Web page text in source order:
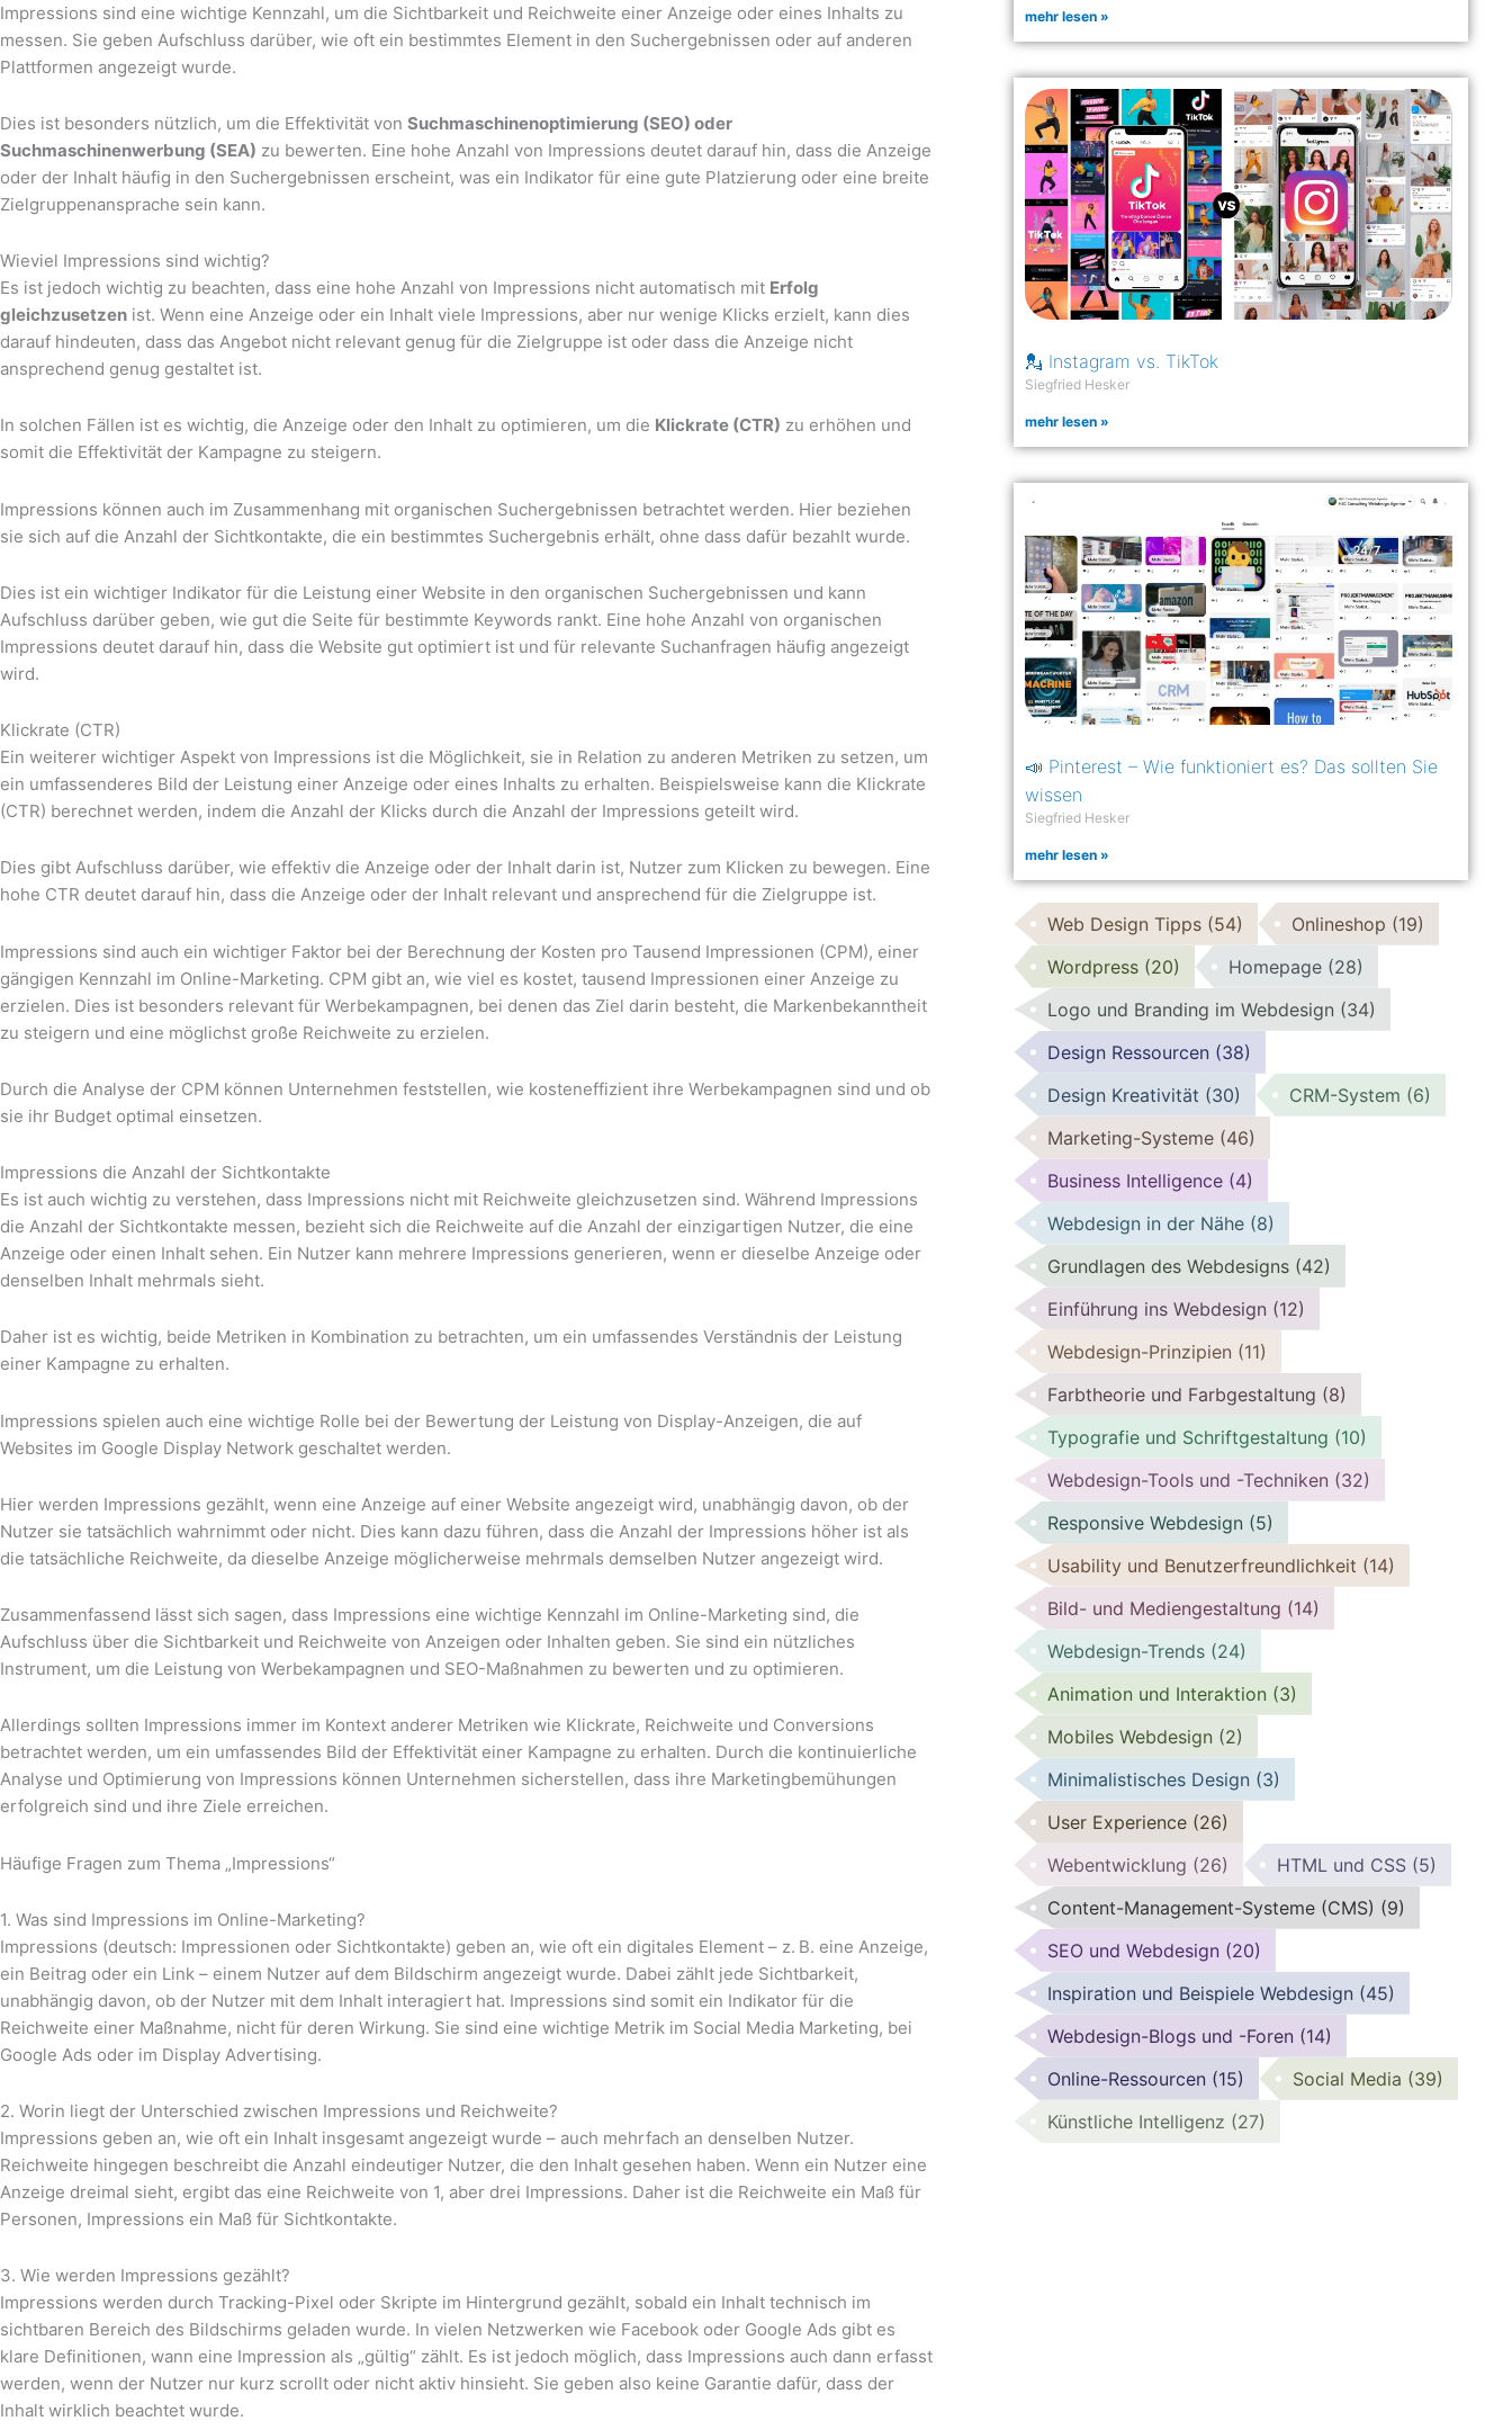
Impressions sind eine wichtige Kennzahl, um die Sichtbarkeit und Reichweite einer Anzeige oder eines Inhalts zu
messen. Sie geben Aufschluss darüber, wie oft ein bestimmtes Element in den Suchergebnissen oder auf anderen
Plattformen angezeigt wurde.
Dies ist besonders nützlich, um die Effektivität von Suchmaschinenoptimierung (SEO) oder
Suchmaschinenwerbung (SEA) zu bewerten. Eine hohe Anzahl von Impressions deutet darauf hin, dass die Anzeige
oder der Inhalt häufig in den Suchergebnissen erscheint, was ein Indikator für eine gute Platzierung oder eine breite
Zielgruppenansprache sein kann.
Wieviel Impressions sind wichtig?
Es ist jedoch wichtig zu beachten, dass eine hohe Anzahl von Impressions nicht automatisch mit Erfolg
gleichzusetzen ist. Wenn eine Anzeige oder ein Inhalt viele Impressions, aber nur wenige Klicks erzielt, kann dies
darauf hindeuten, dass das Angebot nicht relevant genug für die Zielgruppe ist oder dass die Anzeige nicht
ansprechend genug gestaltet ist.
In solchen Fällen ist es wichtig, die Anzeige oder den Inhalt zu optimieren, um die Klickrate (CTR) zu erhöhen und
somit die Effektivität der Kampagne zu steigern.
Impressions können auch im Zusammenhang mit organischen Suchergebnissen betrachtet werden. Hier beziehen
sie sich auf die Anzahl der Sichtkontakte, die ein bestimmtes Suchergebnis erhält, ohne dass dafür bezahlt wurde.
Dies ist ein wichtiger Indikator für die Leistung einer Website in den organischen Suchergebnissen und kann
Aufschluss darüber geben, wie gut die Seite für bestimmte Keywords rankt. Eine hohe Anzahl von organischen
Impressions deutet darauf hin, dass die Website gut optimiert ist und für relevante Suchanfragen häufig angezeigt
wird.
Klickrate (CTR)
Ein weiterer wichtiger Aspekt von Impressions ist die Möglichkeit, sie in Relation zu anderen Metriken zu setzen, um
ein umfassenderes Bild der Leistung einer Anzeige oder eines Inhalts zu erhalten. Beispielsweise kann die Klickrate
(CTR) berechnet werden, indem die Anzahl der Klicks durch die Anzahl der Impressions geteilt wird.
Dies gibt Aufschluss darüber, wie effektiv die Anzeige oder der Inhalt darin ist, Nutzer zum Klicken zu bewegen. Eine
hohe CTR deutet darauf hin, dass die Anzeige oder der Inhalt relevant und ansprechend für die Zielgruppe ist.
Impressions sind auch ein wichtiger Faktor bei der Berechnung der Kosten pro Tausend Impressionen (CPM), einer
gängigen Kennzahl im Online-Marketing. CPM gibt an, wie viel es kostet, tausend Impressionen einer Anzeige zu
erzielen. Dies ist besonders relevant für Werbekampagnen, bei denen das Ziel darin besteht, die Markenbekanntheit
zu steigern und eine möglichst große Reichweite zu erzielen.
Durch die Analyse der CPM können Unternehmen feststellen, wie kosteneffizient ihre Werbekampagnen sind und ob
sie ihr Budget optimal einsetzen.
Impressions die Anzahl der Sichtkontakte
Es ist auch wichtig zu verstehen, dass Impressions nicht mit Reichweite gleichzusetzen sind. Während Impressions
die Anzahl der Sichtkontakte messen, bezieht sich die Reichweite auf die Anzahl der einzigartigen Nutzer, die eine
Anzeige oder einen Inhalt sehen. Ein Nutzer kann mehrere Impressions generieren, wenn er dieselbe Anzeige oder
denselben Inhalt mehrmals sieht.
Daher ist es wichtig, beide Metriken in Kombination zu betrachten, um ein umfassendes Verständnis der Leistung
einer Kampagne zu erhalten.
Impressions spielen auch eine wichtige Rolle bei der Bewertung der Leistung von Display-Anzeigen, die auf
Websites im Google Display Network geschaltet werden.
Hier werden Impressions gezählt, wenn eine Anzeige auf einer Website angezeigt wird, unabhängig davon, ob der
Nutzer sie tatsächlich wahrnimmt oder nicht. Dies kann dazu führen, dass die Anzahl der Impressions höher ist als
die tatsächliche Reichweite, da dieselbe Anzeige möglicherweise mehrmals demselben Nutzer angezeigt wird.
Zusammenfassend lässt sich sagen, dass Impressions eine wichtige Kennzahl im Online-Marketing sind, die
Aufschluss über die Sichtbarkeit und Reichweite von Anzeigen oder Inhalten geben. Sie sind ein nützliches
Instrument, um die Leistung von Werbekampagnen und SEO-Maßnahmen zu bewerten und zu optimieren.
Allerdings sollten Impressions immer im Kontext anderer Metriken wie Klickrate, Reichweite und Conversions
betrachtet werden, um ein umfassendes Bild der Effektivität einer Kampagne zu erhalten. Durch die kontinuierliche
Analyse und Optimierung von Impressions können Unternehmen sicherstellen, dass ihre Marketingbemühungen
erfolgreich sind und ihre Ziele erreichen.
Häufige Fragen zum Thema „Impressions“
1. Was sind Impressions im Online-Marketing?
Impressions (deutsch: Impressionen oder Sichtkontakte) geben an, wie oft ein digitales Element – z. B. eine Anzeige,
ein Beitrag oder ein Link – einem Nutzer auf dem Bildschirm angezeigt wurde. Dabei zählt jede Sichtbarkeit,
unabhängig davon, ob der Nutzer mit dem Inhalt interagiert hat. Impressions sind somit ein Indikator für die
Reichweite einer Maßnahme, nicht für deren Wirkung. Sie sind eine wichtige Metrik im Social Media Marketing, bei
Google Ads oder im Display Advertising.
2. Worin liegt der Unterschied zwischen Impressions und Reichweite?
Impressions geben an, wie oft ein Inhalt insgesamt angezeigt wurde – auch mehrfach an denselben Nutzer.
Reichweite hingegen beschreibt die Anzahl eindeutiger Nutzer, die den Inhalt gesehen haben. Wenn ein Nutzer eine
Anzeige dreimal sieht, ergibt das eine Reichweite von 1, aber drei Impressions. Daher ist die Reichweite ein Maß für
Personen, Impressions ein Maß für Sichtkontakte.
3. Wie werden Impressions gezählt?
Impressions werden durch Tracking-Pixel oder Skripte im Hintergrund gezählt, sobald ein Inhalt technisch im
sichtbaren Bereich des Bildschirms geladen wurde. In vielen Netzwerken wie Facebook oder Google Ads gibt es
klare Definitionen, wann eine Impression als „gültig“ zählt. Es ist jedoch möglich, dass Impressions auch dann erfasst
werden, wenn der Nutzer nur kurz scrollt oder nicht aktiv hinsieht. Sie geben also keine Garantie dafür, dass der
Inhalt wirklich beachtet wurde.
mehr lesen »
💂 Instagram vs. TikTok
Siegfried Hesker
mehr lesen »
📣 Pinterest – Wie funktioniert es? Das sollten Sie
wissen
Siegfried Hesker
mehr lesen »
Web Design Tipps (54) Onlineshop (19)
Wordpress (20) Homepage (28)
Logo und Branding im Webdesign (34)
Design Ressourcen (38)
Design Kreativität (30) CRM-System (6)
Marketing-Systeme (46)
Business Intelligence (4)
Webdesign in der Nähe (8)
Grundlagen des Webdesigns (42)
Einführung ins Webdesign (12)
Webdesign-Prinzipien (11)
Farbtheorie und Farbgestaltung (8)
Typografie und Schriftgestaltung (10)
Webdesign-Tools und -Techniken (32)
Responsive Webdesign (5)
Usability und Benutzerfreundlichkeit (14)
Bild- und Mediengestaltung (14)
Webdesign-Trends (24)
Animation und Interaktion (3)
Mobiles Webdesign (2)
Minimalistisches Design (3)
User Experience (26)
Webentwicklung (26) HTML und CSS (5)
Content-Management-Systeme (CMS) (9)
SEO und Webdesign (20)
Inspiration und Beispiele Webdesign (45)
Webdesign-Blogs und -Foren (14)
Online-Ressourcen (15) Social Media (39)
Künstliche Intelligenz (27)